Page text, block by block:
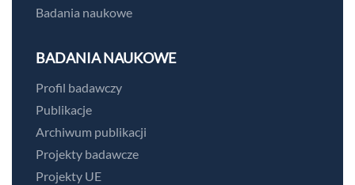
Badania naukowe
BADANIA NAUKOWE
Profil badawczy
Publikacje
Archiwum publikacji
Projekty badawcze
Projekty UE